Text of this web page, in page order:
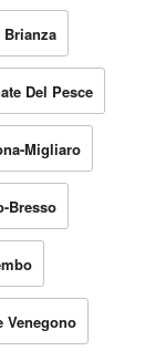
Brianza
Del Pesce
Migliaro
Bresso
Venegono